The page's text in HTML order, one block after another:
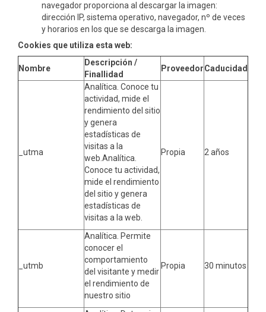
navegador proporciona al descargar la imagen:
dirección IP, sistema operativo, navegador, nº de veces
y horarios en los que se descarga la imagen.
Cookies que utiliza esta web:
Nombre
Descripción /
Finallidad
ProveedorCaducidad
_utma
Analítica. Conoce tu
actividad, mide el
rendimiento del sitio
y genera
estadísticas de
visitas a la
web.Analítica.
Conoce tu actividad,
mide el rendimiento
del sitio y genera
estadísticas de
visitas a la web.
Propia 2 años
_utmb
Analítica. Permite
conocer el
comportamiento
del visitante y medir
el rendimiento de
nuestro sitio
Propia 30 minutos